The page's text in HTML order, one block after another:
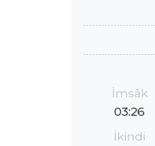
İmsâk
03:26
İkindi